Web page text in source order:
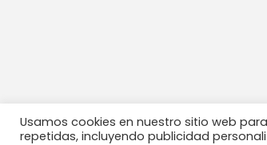
Usamos cookies en nuestro sitio web
repetidas, incluyendo publicidad